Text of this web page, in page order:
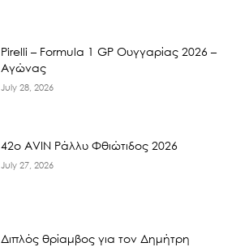
Pirelli – Formula 1 GP Ουγγαρίας 2026 –
Αγώνας
July 28, 2026
42ο AVIN Ράλλυ Φθιώτιδος 2026
July 27, 2026
Διπλός θρίαμβος για τον Δημήτρη